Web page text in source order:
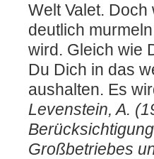
Welt Valet.
deutlich
wird. Gleich wie
Du Dich in das
aushalten. Es
Levenstein, A.
Großbetriebes